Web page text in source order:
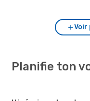
Voir
Planifie ton